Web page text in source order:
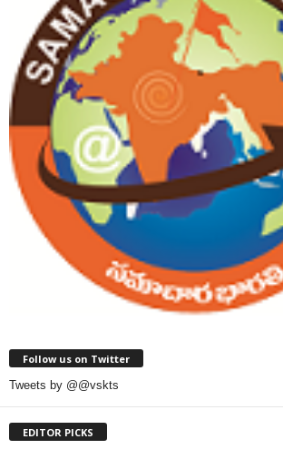
Follow us on Twitter
Tweets by @@vskts
EDITOR PICKS